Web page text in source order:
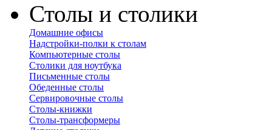
Столы и столики
Домашние офисы
Надстройки-полки к столам
Компьютерные столы
Столики для ноутбука
Письменные столы
Обеденные столы
Сервировочные столы
Столы-книжки
Столы-трансформеры